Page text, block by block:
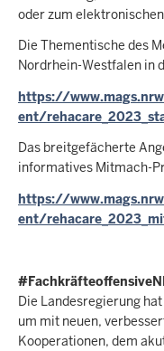
oder zum
Die Thementische des
Nordrhein-Westfalen in
https://
ent/
Das breitgefächerte
informatives Mitmach-
https://
ent/
Die Landesregierung
um mit neuen,
Kooperationen, dem